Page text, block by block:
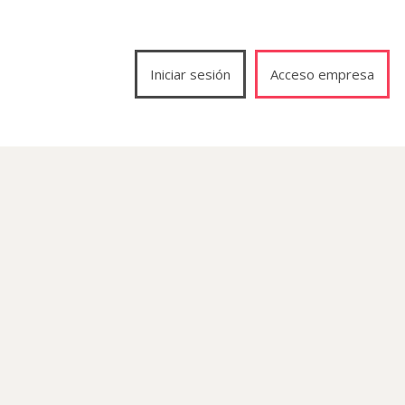
Iniciar sesión Acceso empresa